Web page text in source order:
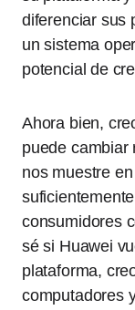
diferenciar sus
un sistema
potencial de
Ahora bien,
puede cambiar
nos muestre
consumidores
sé si Huawei
plataforma,
computadores